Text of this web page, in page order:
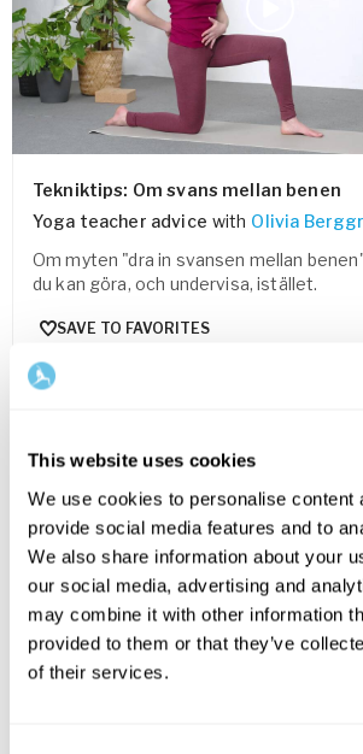
This website uses cookies
We use cookies to personalise content
provide social media features and to
We also share information about your
our social media, advertising and
may combine it with other information
provided to them or that they’ve
of their services.
Tekniktips: Om svans mellan benen
Yoga teacher advice with Olivia
Om myten "dra in svansen mellan
du kan göra, och undervisa, istället.
SAVE TO FAVORITES